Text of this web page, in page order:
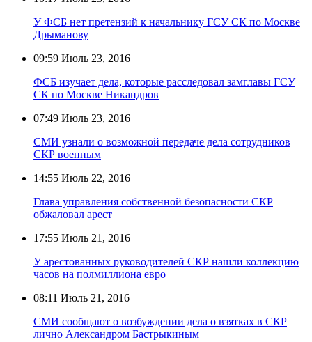
У ФСБ нет претензий к начальнику ГСУ СК по Москве
Дрыманову
09:59 Июль 23, 2016
ФСБ изучает дела, которые расследовал замглавы ГСУ
СК по Москве Никандров
07:49 Июль 23, 2016
СМИ узнали о возможной передаче дела сотрудников
СКР военным
14:55 Июль 22, 2016
Глава управления собственной безопасности СКР
обжаловал арест
17:55 Июль 21, 2016
У арестованных руководителей СКР нашли коллекцию
часов на полмиллиона евро
08:11 Июль 21, 2016
СМИ сообщают о возбуждении дела о взятках в СКР
лично Александром Бастрыкиным